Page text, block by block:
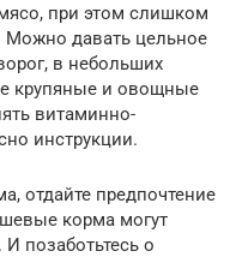
при этом слишком
Можно давать цельное
в небольших
крупяные и овощные
витаминно-
инструкции.
отдайте предпочтение
корма могут
позаботьтесь о